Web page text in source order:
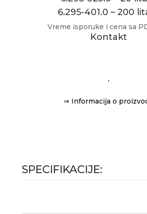
6.295-401.0 – 200
Vreme isporuke i cena sa
Kontakt
⇒ Informacija o
SPECIFIKACIJE: